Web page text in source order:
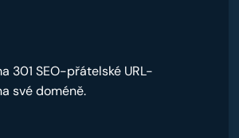
301 SEO-přátelské URL-
své doméně.